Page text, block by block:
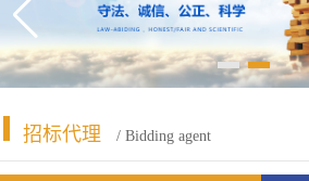
招标代理 / Bidding agent